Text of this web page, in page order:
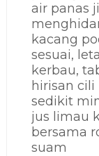
air panas
kacang
sesuai,
kerbau,
hirisan
sedikit
jus limau
bersama
suam